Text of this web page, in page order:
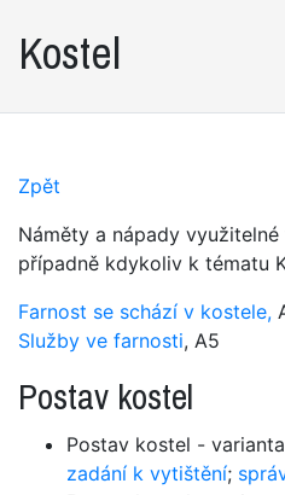
Kostel
Zpět
Náměty a nápady
případně kdykoliv k tématu
Farnost se schází v kostele,
Služby ve farnosti, A5
Postav kostel
Postav kostel -
zadání k vytištění;